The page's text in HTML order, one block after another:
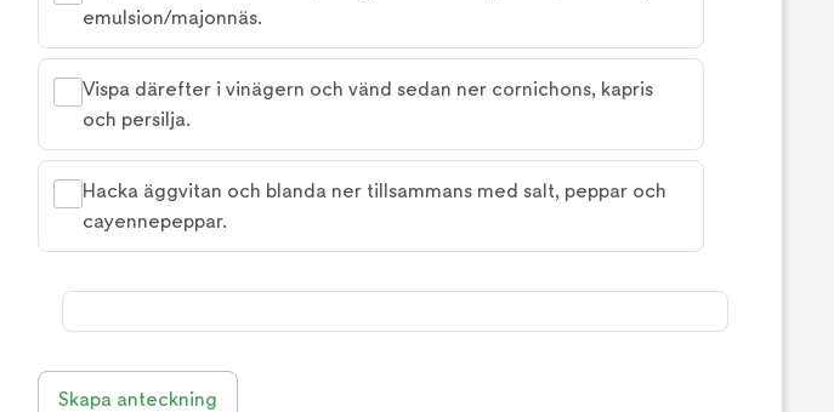
emulsion/majonnäs.
Vispa därefter i vinägern och vänd sedan ner cornichons, kapris
och persilja.
Hacka äggvitan och blanda ner tillsammans med salt, peppar och
cayennepeppar.
Skapa anteckning